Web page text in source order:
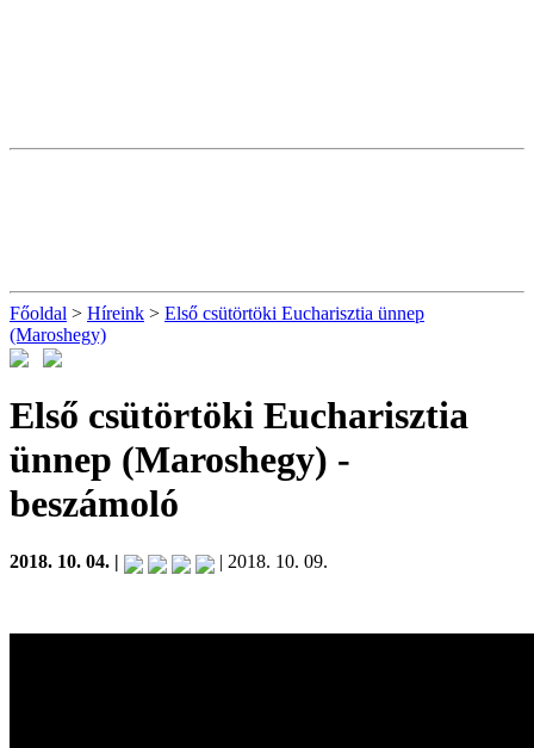
Főoldal > Híreink > Első csütörtöki Eucharisztia ünnep
(Maroshegy)
Első csütörtöki Eucharisztia
ünnep (Maroshegy) -
beszámoló
2018. 10. 04. | | 2018. 10. 09.